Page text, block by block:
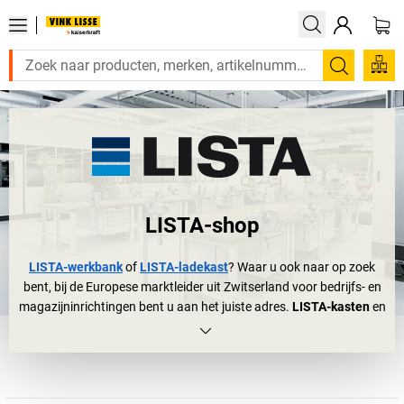
Zoeken
LISTA-shop
LISTA-werkbankofLISTA-ladekast? Waar u ook naar op zoek
bent, bij de Europese marktleider uit Zwitserland voor bedrijfs- en
magazijninrichtingen bent u aan het juiste adres. LISTA-kastenen
zijn bij ruim 100.000 ondernemingen over de